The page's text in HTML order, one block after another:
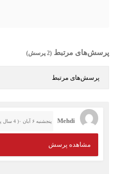
پرسش‌های مرتبط (2 پرسش)
Mehdi پنجشنبه ۶ آبان ۰( 4 سال پیش)
مشاهده پرسش